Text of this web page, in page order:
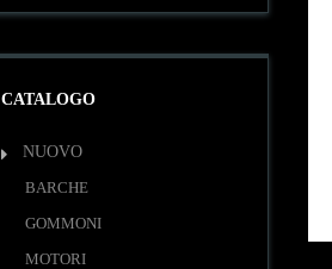
CATALOGO
NUOVO
BARCHE
GOMMONI
MOTORI